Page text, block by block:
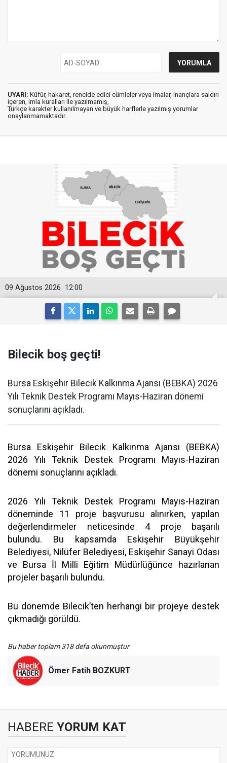
UYARI: Küfür, hakaret, rencide edici cümleler veya imalar, inançlara saldırı
içeren, imla kuralları ile yazılmamış,
Türkçe karakter kullanılmayan ve büyük harflerle yazılmış yorumlar
onaylanmamaktadır.
12:00
09 Ağustos 2026
Bilecik boş geçti!
Bursa Eskişehir Bilecik Kalkınma Ajansı (BEBKA) 2026
Yılı Teknik Destek Programı Mayıs-Haziran dönemi
sonuçlarını açıkladı.
Bursa Eskişehir Bilecik Kalkınma Ajansı (BEBKA)
2026 Yılı Teknik Destek Programı Mayıs-Haziran
dönemi sonuçlarını açıkladı.
2026 Yılı Teknik Destek Programı Mayıs-Haziran
döneminde 11 proje başvurusu alınırken, yapılan
değerlendirmeler neticesinde 4 proje başarılı
bulundu. Bu kapsamda Eskişehir Büyükşehir
Belediyesi, Nilüfer Belediyesi, Eskişehir Sanayi Odası
ve Bursa İl Milli Eğitim Müdürlüğünce hazırlanan
projeler başarılı bulundu.
Bu dönemde Bilecik’ten herhangi bir projeye destek
çıkmadığı görüldü.
Bu haber toplam 318 defa okunmuştur
Ömer Fatih BOZKURT
HABERE YORUM KAT